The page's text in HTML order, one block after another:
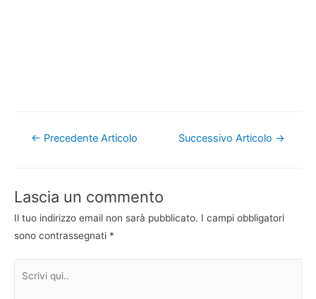
Navigazione
← Precedente Articolo Successivo Articolo →
Lascia un commento
Il tuo indirizzo email non sarà pubblicato. I campi obbligatori
sono contrassegnati *